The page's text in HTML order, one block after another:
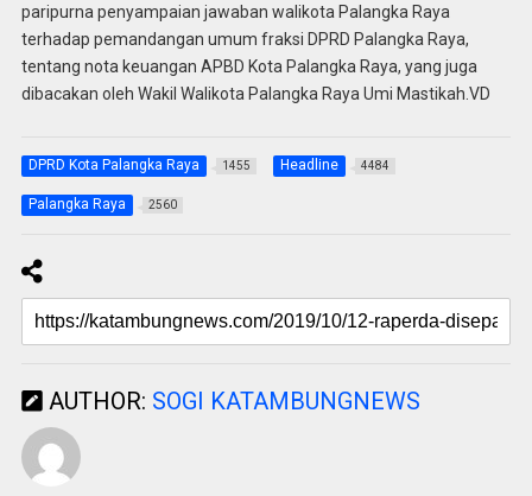
paripurna penyampaian jawaban walikota Palangka Raya
terhadap pemandangan umum fraksi DPRD Palangka Raya,
tentang nota keuangan APBD Kota Palangka Raya, yang juga
dibacakan oleh Wakil Walikota Palangka Raya Umi Mastikah.VD
DPRD Kota Palangka Raya 1455 Headline 4484
Palangka Raya 2560
AUTHOR: SOGI KATAMBUNGNEWS